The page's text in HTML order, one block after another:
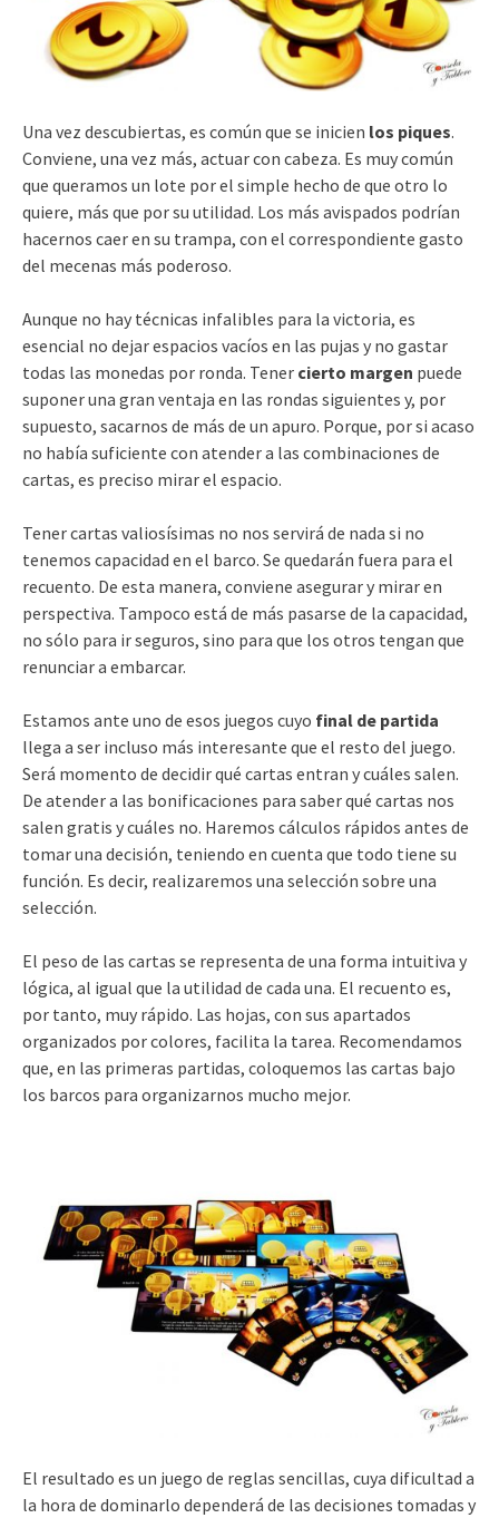
Una vez descubiertas, es común que se inicien los piques.
Conviene, una vez más, actuar con cabeza. Es muy común
que queramos un lote por el simple hecho de que otro lo
quiere, más que por su utilidad. Los más avispados podrían
hacernos caer en su trampa, con el correspondiente gasto
del mecenas más poderoso.
Aunque no hay técnicas infalibles para la victoria, es
esencial no dejar espacios vacíos en las pujas y no gastar
todas las monedas por ronda. Tener cierto margen puede
suponer una gran ventaja en las rondas siguientes y, por
supuesto, sacarnos de más de un apuro. Porque, por si acaso
no había suficiente con atender a las combinaciones de
cartas, es preciso mirar el espacio.
Tener cartas valiosísimas no nos servirá de nada si no
tenemos capacidad en el barco. Se quedarán fuera para el
recuento. De esta manera, conviene asegurar y mirar en
perspectiva. Tampoco está de más pasarse de la capacidad,
no sólo para ir seguros, sino para que los otros tengan que
renunciar a embarcar.
Estamos ante uno de esos juegos cuyo final de partida
llega a ser incluso más interesante que el resto del juego.
Será momento de decidir qué cartas entran y cuáles salen.
De atender a las bonificaciones para saber qué cartas nos
salen gratis y cuáles no. Haremos cálculos rápidos antes de
tomar una decisión, teniendo en cuenta que todo tiene su
función. Es decir, realizaremos una selección sobre una
selección.
El peso de las cartas se representa de una forma intuitiva y
lógica, al igual que la utilidad de cada una. El recuento es,
por tanto, muy rápido. Las hojas, con sus apartados
organizados por colores, facilita la tarea. Recomendamos
que, en las primeras partidas, coloquemos las cartas bajo
los barcos para organizarnos mucho mejor.
El resultado es un juego de reglas sencillas, cuya dificultad a
la hora de dominarlo dependerá de las decisiones tomadas y